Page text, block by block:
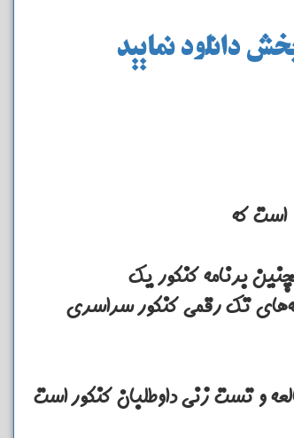
دانلود نمایید
برنامه کنکور یک
تک رقمی کنکور سراسری
و تست زنی داوطلبان کنکور است